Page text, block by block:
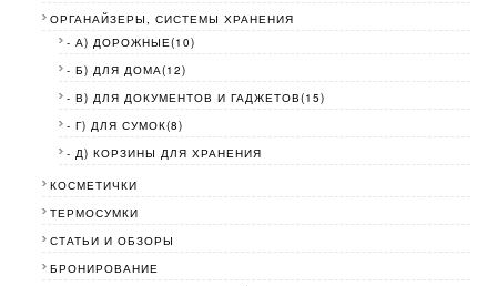
ОРГАНАЙЗЕРЫ, СИСТЕМЫ ХРАНЕНИЯ
- А) ДОРОЖНЫЕ(10)
- Б) ДЛЯ ДОМА(12)
- В) ДЛЯ ДОКУМЕНТОВ И ГАДЖЕТОВ(15)
- Г) ДЛЯ СУМОК(8)
- Д) КОРЗИНЫ ДЛЯ ХРАНЕНИЯ
КОСМЕТИЧКИ
ТЕРМОСУМКИ
СТАТЬИ И ОБЗОРЫ
БРОНИРОВАНИЕ